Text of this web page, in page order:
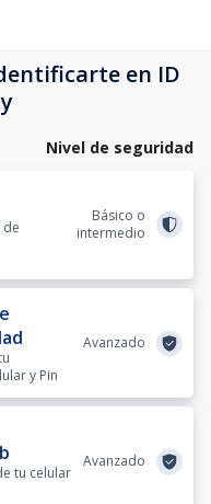
en ID
Nivel de seguridad
de
Básico o
intermedio
y Pin
Avanzado
tu celular
Avanzado